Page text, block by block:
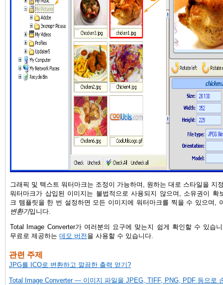
그래픽 및 텍스트 워터마크는 조정이 가능하며, 원하는 대로 스타일을 지
워터마크가 삽입된 이미지는 불법적으로 사용되지 않으며, 소유권이 확
크 템플릿을 한 번 설정하면 모든 이미지에 워터마크를 찍을 수 있으며,
변환기입니다.
Total Image Converter가 여러분의 요구에 맞는지 쉽게 확인할 수 있습
무료로 제공하는 데모 버전 을 사용할 수 있습니다.
관련 주제
JPG를 ICO로 변환하고 깔끔한 출력 얻기?
Total Image Converter — 이미지 파일을 JPEG, TIFF, PNG, PDF 등으로